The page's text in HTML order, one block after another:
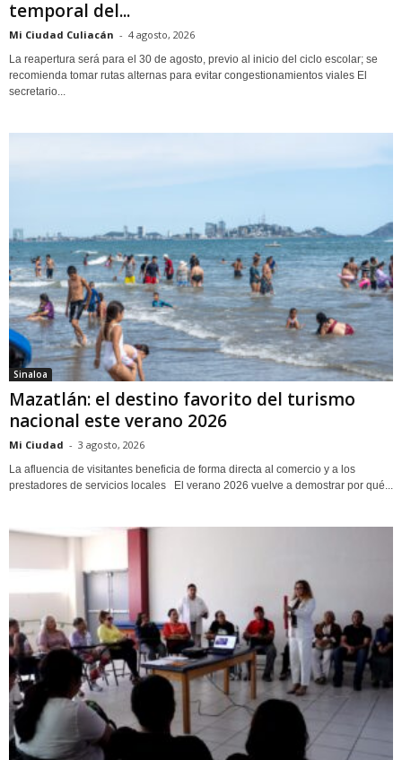
temporal del...
Mi Ciudad Culiacán - 4 agosto, 2026
La reapertura será para el 30 de agosto, previo al inicio del ciclo escolar; se
recomienda tomar rutas alternas para evitar congestionamientos viales El
secretario...
Sinaloa
Mazatlán: el destino favorito del turismo
nacional este verano 2026
Mi Ciudad - 3 agosto, 2026
La afluencia de visitantes beneficia de forma directa al comercio y a los
prestadores de servicios locales El verano 2026 vuelve a demostrar por qué...